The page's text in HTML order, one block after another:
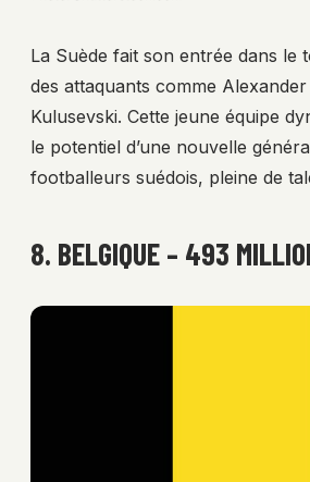
La Suède fait son entrée dans le
des attaquants comme
Kulusevski. Cette jeune équipe
le potentiel d’une nouvelle
footballeurs suédois, pleine de
8. BELGIQUE – 493